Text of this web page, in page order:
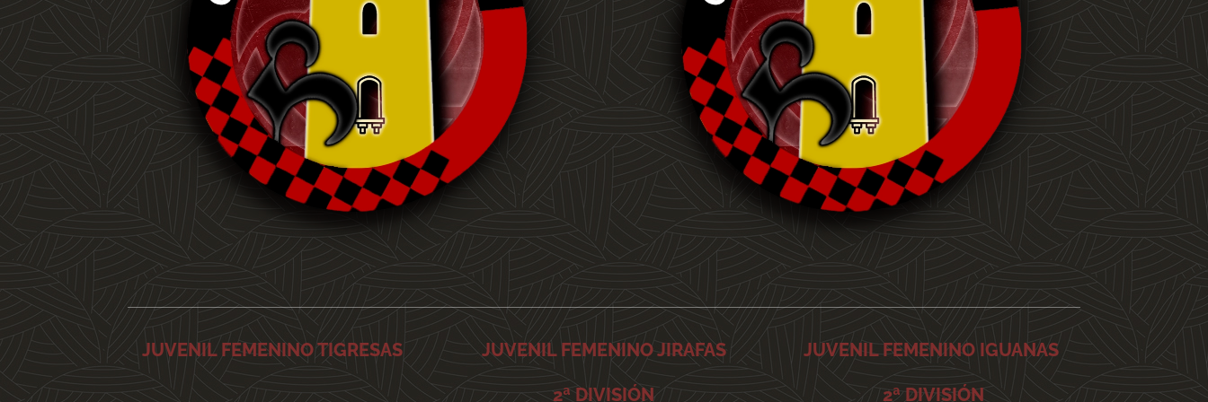
JUVENIL FEMENINO TIGRESAS JUVENIL FEMENINO JIRAFAS
2ª DIVISIÓN
JUVENIL FEMENINO IGUANAS
2ª DIVISIÓN